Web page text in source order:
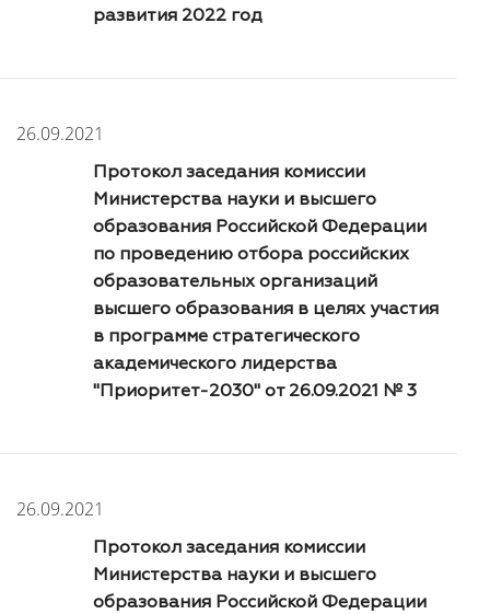
развития 2022 год
26.09.2021
Протокол заседания комиссии
Министерства науки и высшего
образования Российской Федерации
по проведению отбора российских
образовательных организаций
высшего образования в целях участия
в программе стратегического
академического лидерства
"Приоритет-2030" от 26.09.2021 № 3
26.09.2021
Протокол заседания комиссии
Министерства науки и высшего
образования Российской Федерации